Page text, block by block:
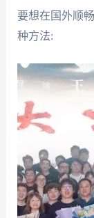
要想在国外顺
种方法: